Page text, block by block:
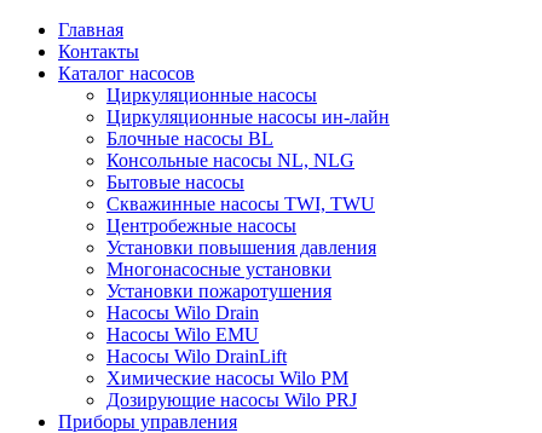
Главная
Контакты
Каталог насосов
Циркуляционные насосы
Циркуляционные насосы ин-лайн
Блочные насосы BL
Консольные насосы NL, NLG
Бытовые насосы
Скважинные насосы TWI, TWU
Центробежные насосы
Установки повышения давления
Многонасосные установки
Установки пожаротушения
Насосы Wilo Drain
Насосы Wilo EMU
Насосы Wilo DrainLift
Химические насосы Wilo PM
Дозирующие насосы Wilo PRJ
Приборы управления